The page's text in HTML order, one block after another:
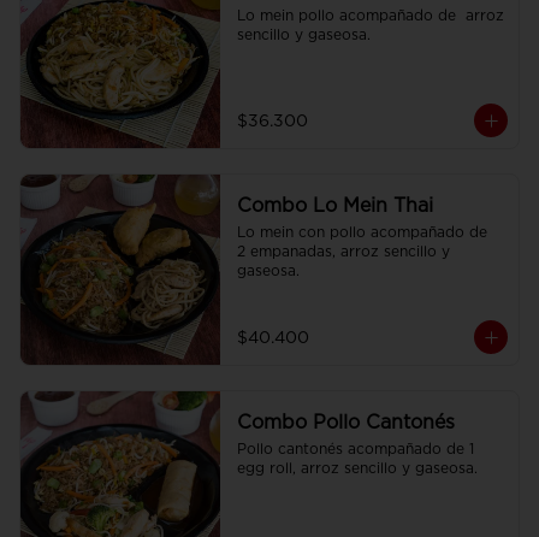
Lo mein pollo acompañado de  arroz
sencillo y gaseosa.
$36.300
Combo Lo Mein Thai
Lo mein con pollo acompañado de
2 empanadas, arroz sencillo y
gaseosa.
$40.400
Combo Pollo Cantonés
Pollo cantonés acompañado de 1
egg roll, arroz sencillo y gaseosa.